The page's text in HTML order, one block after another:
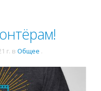
г. в Общее .